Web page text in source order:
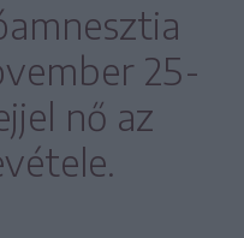
25-
nő az